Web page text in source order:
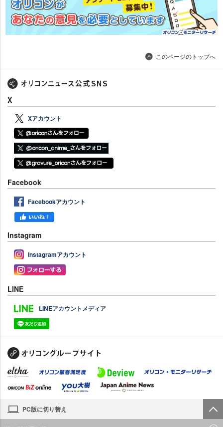
このページのトップへ
X
Xアカウント
Facebook
Facebookアカウント
Instagram
Instagramアカウント
LINE
LINEアカウントメディア
PC版に切り替え